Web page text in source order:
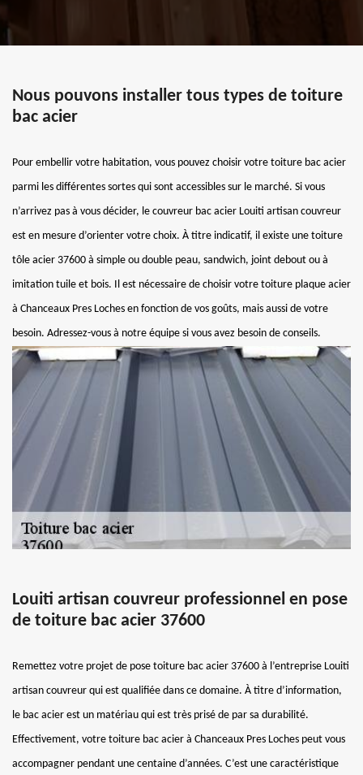
Nous pouvons installer tous types de toiture
bac acier
Pour embellir votre habitation, vous pouvez choisir votre toiture bac acier
parmi les différentes sortes qui sont accessibles sur le marché. Si vous
n’arrivez pas à vous décider, le couvreur bac acier Louiti artisan couvreur
est en mesure d’orienter votre choix. À titre indicatif, il existe une toiture
tôle acier 37600 à simple ou double peau, sandwich, joint debout ou à
imitation tuile et bois. Il est nécessaire de choisir votre toiture plaque acier
à Chanceaux Pres Loches en fonction de vos goûts, mais aussi de votre
besoin. Adressez-vous à notre équipe si vous avez besoin de conseils.
Louiti artisan couvreur professionnel en pose
de toiture bac acier 37600
Remettez votre projet de pose toiture bac acier 37600 à l’entreprise Louiti
artisan couvreur qui est qualifiée dans ce domaine. À titre d’information,
le bac acier est un matériau qui est très prisé de par sa durabilité.
Effectivement, votre toiture bac acier à Chanceaux Pres Loches peut vous
accompagner pendant une centaine d’années. C’est une caractéristique